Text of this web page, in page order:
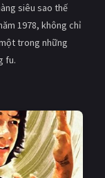
Tài liệu
siêu sao thế
1978, không chỉ
trong những
fu.